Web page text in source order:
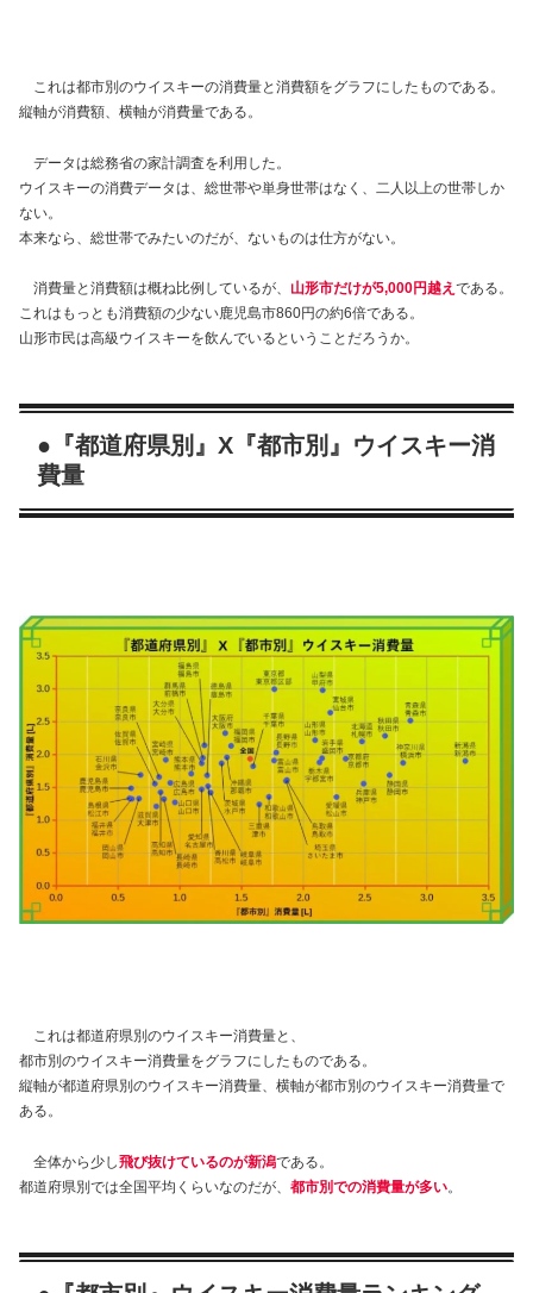
これは都市別のウイスキーの消費量と消費額をグラフにしたものである。
縦軸が消費額、横軸が消費量である。
データは総務省の家計調査を利用した。
ウイスキーの消費データは、総世帯や単身世帯はなく、二人以上の世帯しか
ない。
本来なら、総世帯でみたいのだが、ないものは仕方がない。
消費量と消費額は概ね比例しているが、 山形市だけが5,000円越え である。
これはもっとも消費額の少ない鹿児島市860円の約6倍である。
山形市民は高級ウイスキーを飲んでいるということだろうか。
●『都道府県別』X『都市別』ウイスキー消
費量
これは都道府県別のウイスキー消費量と、
都市別のウイスキー消費量をグラフにしたものである。
縦軸が都道府県別のウイスキー消費量、横軸が都市別のウイスキー消費量で
ある。
全体から少し飛び抜けているのが新潟である。
都道府県別では全国平均くらいなのだが、 都市別での消費量が多い。